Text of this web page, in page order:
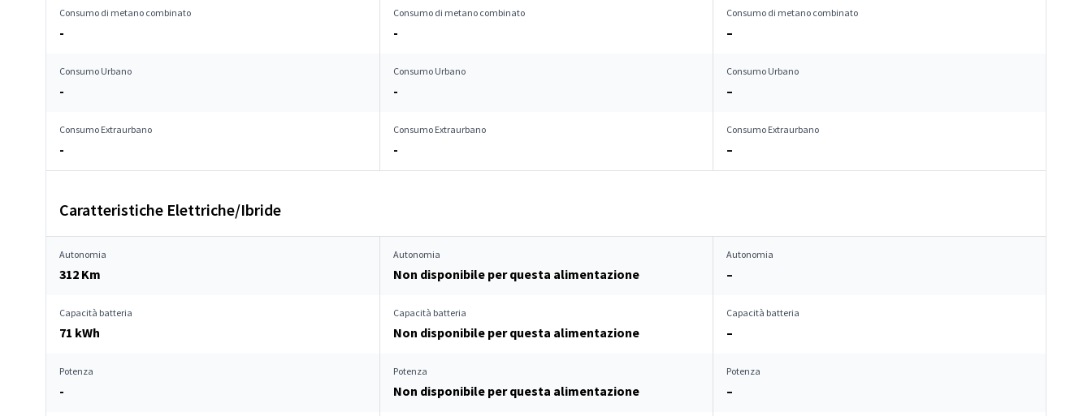
Consumo di metano combinato
-
Consumo di metano combinato
-
Consumo di metano combinato
–
Consumo Urbano
-
Consumo Urbano
-
Consumo Urbano
–
Consumo Extraurbano
-
Consumo Extraurbano
-
Consumo Extraurbano
–
Caratteristiche Elettriche/Ibride
Autonomia
312 Km
Autonomia
Non disponibile per questa alimentazione
Autonomia
–
Capacità batteria
71 kWh
Capacità batteria
Non disponibile per questa alimentazione
Capacità batteria
–
Potenza
-
Potenza
Non disponibile per questa alimentazione
Potenza
–